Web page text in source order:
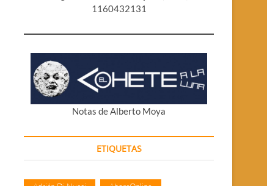
1160432131
Notas de Alberto Moya
ETIQUETAS